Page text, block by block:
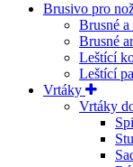
Brusivo pro
Brusné
Brusné
Leštící
Leštící
Vrtáky
Vrtáky